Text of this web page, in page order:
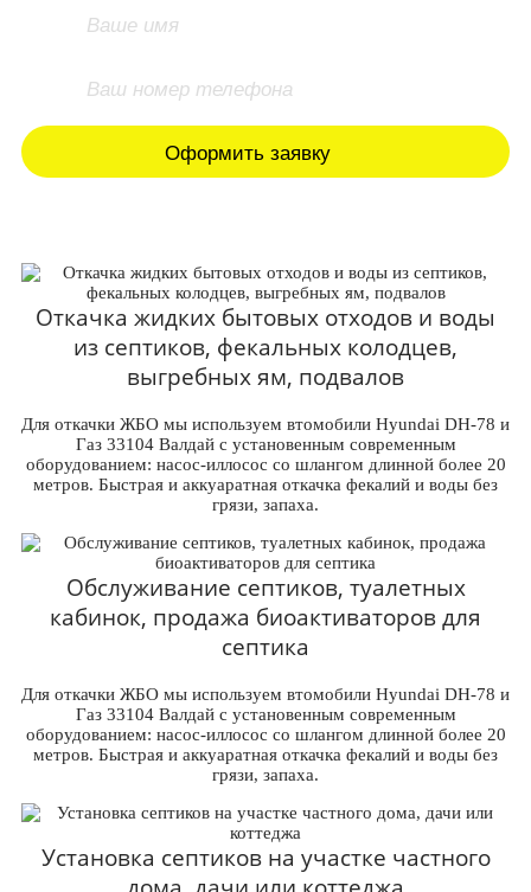
Откачка жидких бытовых отходов и воды
из септиков, фекальных колодцев,
выгребных ям, подвалов
Для откачки ЖБО мы используем втомобили Hyundai DH-78 и
Газ 33104 Валдай с установенным современным
оборудованием: насос-иллосос со шлангом длинной более 20
метров. Быстрая и аккуаратная откачка фекалий и воды без
грязи, запаха.
Обслуживание септиков, туалетных
кабинок, продажа биоактиваторов для
септика
Для откачки ЖБО мы используем втомобили Hyundai DH-78 и
Газ 33104 Валдай с установенным современным
оборудованием: насос-иллосос со шлангом длинной более 20
метров. Быстрая и аккуаратная откачка фекалий и воды без
грязи, запаха.
Установка септиков на участке частного